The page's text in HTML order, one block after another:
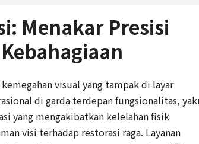
Menakar Presisi
visual yang tampak di layar
di garda terdepan fungsionalitas,
yang mengakibatkan kelelahan fisik
visi terhadap restorasi raga. Layanan